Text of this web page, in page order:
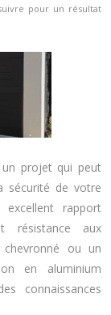
pour un résultat
un projet qui peut
sécurité de votre
rapport
résistance aux
ou un
en aluminium
connaissances